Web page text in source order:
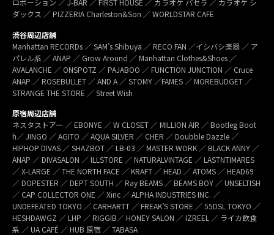
ロポーション ／ J-BAR ／ FIRST HOUSE ／ カラオケ パセラ ／ カラオケ シ
ダックス ／ PIZZERIA Charleston&Son ／ WORLDSTAR CAFE
渋谷周辺店舗
Manhattan RECORDs ／ SAM’s Shibuya ／ RECO FAN ／イシバシ楽器 ／ ア
パレル系 ／ ANAP ／ Grow Around ／ Manhattan Clothes&Shoes ／
AVALANCHE ／ ONSPOTZ ／ PAJABOO ／ FUNCTION JUNCTION ／ Cruce
ANAP ／ ROSEBULLET ／ AND A ／ STOMY ／FAMES ／ MOREBUDGET ／
STRANGE THE STORE ／ Street Wish
原宿周辺店舗
ネスタストアー ／ EBONYE ／ W CLOSET ／ MILLION AIR ／ Bootleg Boot
h／ JINGO ／ AGITO ／ AQUA SILVER ／ CHER ／ Doubble Dazzle ／
HIPHOP DIVAS ／ SHAZBOT ／ LB-03 ／ MASTER WORK ／ BLACK ANNY ／
ANAP ／ DIVASALON ／ ILLSTORE ／ NATURALVINTAGE ／ LASTNTIMARES
／ X-LARGE ／ THE NORTH FACE ／ KRAFT ／ HEAD ／ ATOMS ／ HEAD69
／ DOPESTER ／ DEPT SOUTH ／ Ray BEAMS ／ BEAMS BOY ／ UNSELTISH
／ CAP COLLECTOR ONE ／ Xinc ／ ALPHA INDUSTRIES INC. ／
UNDEFEATED TOKYO ／ CARHARTT ／ FREAK’S STORE ／ 55DSL TOKYO ／
HESHDAWGZ ／ LHP ／ RIGGIB／ HONEY SALON ／ IZREEL ／ ライカ飲食
系 ／ UA CAFÉ ／ HUB 原宿 ／ TABASA